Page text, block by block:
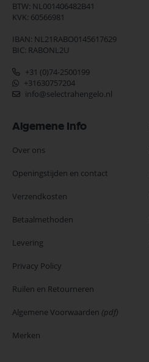
BTW: NL001406482B41
KVK: 60566981
IBAN: NL21RABO0145617629
BIC: RABONL2U
+31 (0)74-2500199
+31630757204
info@selectrahengelo.nl
Algemene Info
Over ons
Openingstijden en contact
Verzendkosten
Betaalmethoden
Levering
Privacy Policy
Ruilen en Retourneren
Algemene Voorwaarden (pdf)
Merken